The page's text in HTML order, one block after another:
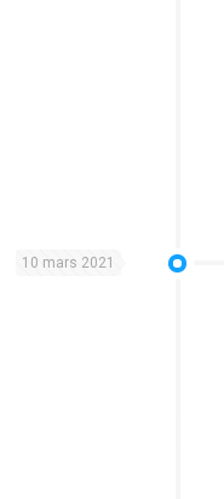
10 mars 2021